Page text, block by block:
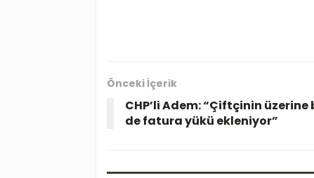
Önceki İçerik
CHP’li Adem: “Çiftçinin üzerine
de fatura yükü ekleniyor”